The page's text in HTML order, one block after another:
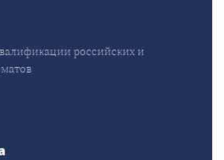
российских и